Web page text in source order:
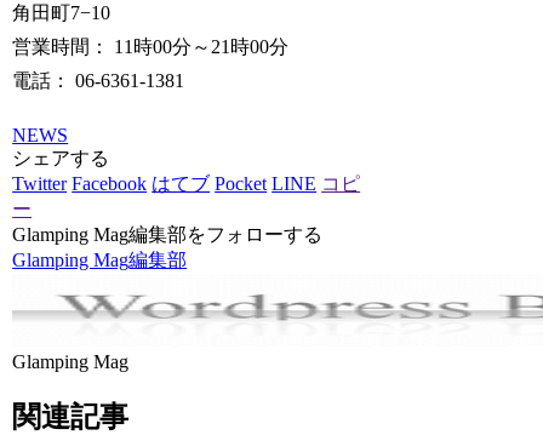
角田町7−10
営業時間： 11時00分～21時00分
電話： 06-6361-1381
NEWS
シェアする
Twitter Facebook はてブ Pocket LINE コピ
ー
Glamping Mag編集部をフォローする
Glamping Mag編集部
Glamping Mag
関連記事